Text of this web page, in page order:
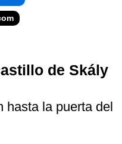
de Skály
hasta la puerta del